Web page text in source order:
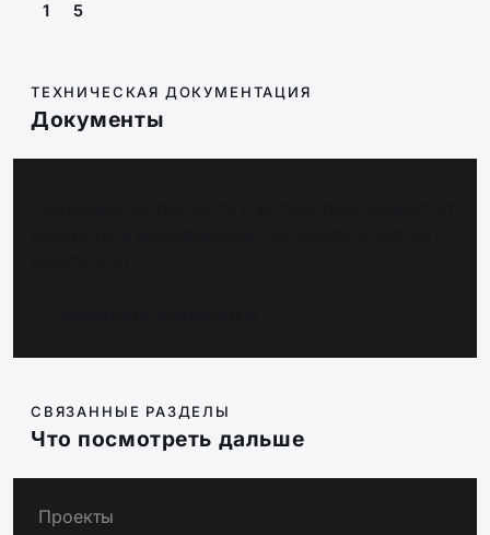
1
5
ТЕХНИЧЕСКАЯ ДОКУМЕНТАЦИЯ
Документы
СВЯЗАННЫЕ РАЗДЕЛЫ
Что посмотреть дальше
Проекты